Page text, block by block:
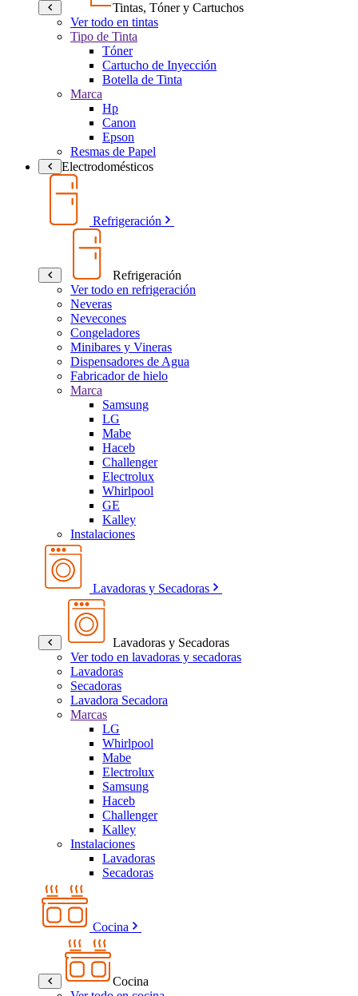
Tintas, Tóner y Cartuchos
Ver todo en tintas
Tipo de Tinta
Tóner
Cartucho de Inyección
Botella de Tinta
Marca
Hp
Canon
Epson
Resmas de Papel
Electrodomésticos
Refrigeración
Refrigeración
Ver todo en refrigeración
Neveras
Nevecones
Congeladores
Minibares y Vineras
Dispensadores de Agua
Fabricador de hielo
Marca
Samsung
LG
Mabe
Haceb
Challenger
Electrolux
Whirlpool
GE
Kalley
Instalaciones
Lavadoras y Secadoras
Lavadoras y Secadoras
Ver todo en lavadoras y secadoras
Lavadoras
Secadoras
Lavadora Secadora
Marcas
LG
Whirlpool
Mabe
Electrolux
Samsung
Haceb
Challenger
Kalley
Instalaciones
Lavadoras
Secadoras
Cocina
Cocina